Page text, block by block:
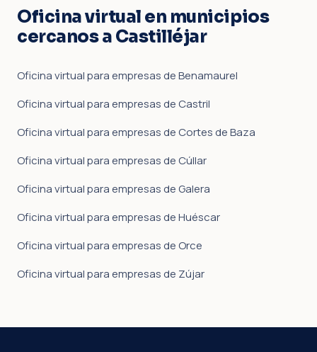
Oficina virtual en municipios
cercanos a Castilléjar
Oficina virtual para empresas de Benamaurel
Oficina virtual para empresas de Castril
Oficina virtual para empresas de Cortes de Baza
Oficina virtual para empresas de Cúllar
Oficina virtual para empresas de Galera
Oficina virtual para empresas de Huéscar
Oficina virtual para empresas de Orce
Oficina virtual para empresas de Zújar